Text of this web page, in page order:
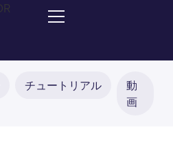
チュートリアル
動
画